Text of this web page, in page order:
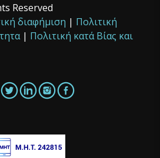
Reserved
διαφήμιση | Πολιτική
| Πολιτική κατά Βίας και